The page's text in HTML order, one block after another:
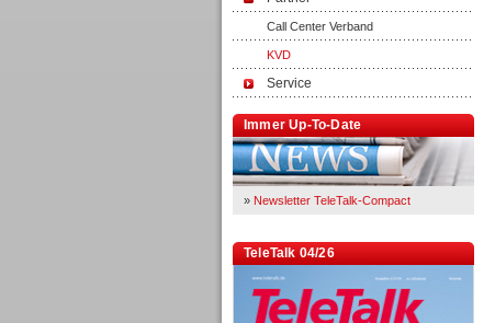
Call Center Verband
KVD
Service
Immer Up-To-Date
» Newsletter TeleTalk-Compact
TeleTalk 04/26